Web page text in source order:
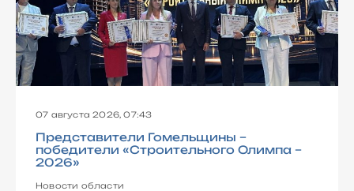
07 августа 2026, 07:43
Представители Гомельщины –
победители «Строительного Олимпа –
2026»
Новости области